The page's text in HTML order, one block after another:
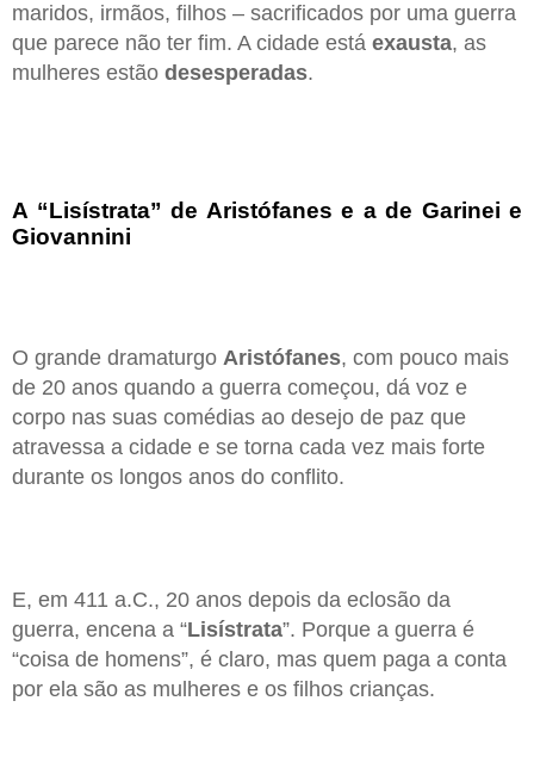
maridos, irmãos, filhos – sacrificados por uma guerra
que parece não ter fim. A cidade está exausta, as
mulheres estão desesperadas.
A “Lisístrata” de Aristófanes e a de Garinei e
Giovannini
O grande dramaturgo Aristófanes, com pouco mais
de 20 anos quando a guerra começou, dá voz e
corpo nas suas comédias ao desejo de paz que
atravessa a cidade e se torna cada vez mais forte
durante os longos anos do conflito.
E, em 411 a.C., 20 anos depois da eclosão da
guerra, encena a “Lisístrata”. Porque a guerra é
“coisa de homens”, é claro, mas quem paga a conta
por ela são as mulheres e os filhos crianças.